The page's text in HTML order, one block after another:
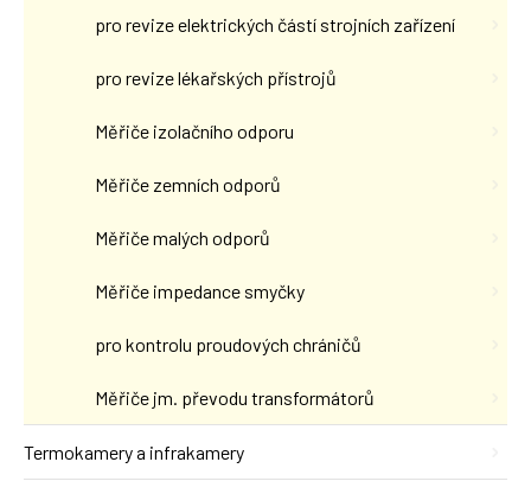
pro revize elektrických částí strojních zařízení
pro revize lékařských přístrojů
Měřiče izolačního odporu
Měřiče zemních odporů
Měřiče malých odporů
Měřiče impedance smyčky
pro kontrolu proudových chráničů
Měřiče jm. převodu transformátorů
Termokamery a infrakamery